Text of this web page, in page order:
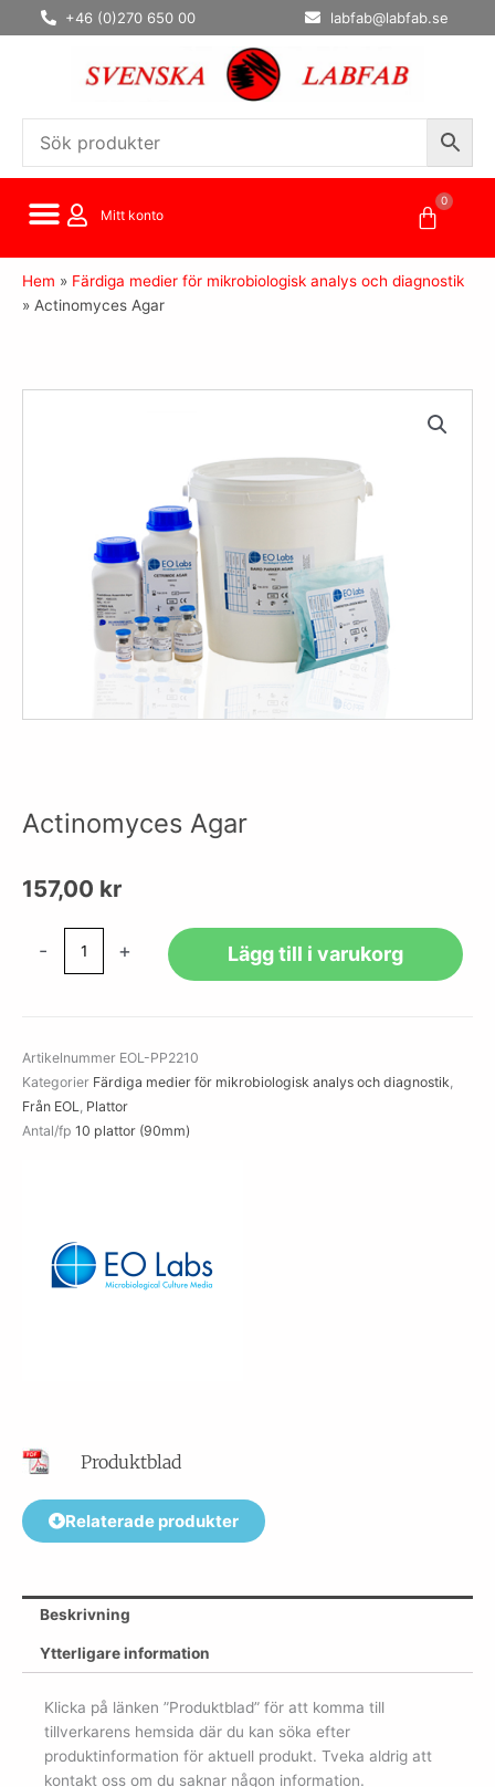
Hoppa
till
+46 (0)270 650 00 labfab@labfab.se
Mitt konto
0
Hem » Färdiga medier för mikrobiologisk analys och diagnostik
» Actinomyces Agar
Actinomyces Agar
157,00 kr
- + Lägg till i varukorg
Artikelnummer EOL-PP2210
Kategorier Färdiga medier för mikrobiologisk analys och diagnostik,
Från EOL, Plattor
Antal/fp 10 plattor (90mm)
Produktblad
Relaterade produkter
Beskrivning
Ytterligare information
Klicka på länken ”Produktblad” för att komma till
tillverkarens hemsida där du kan söka efter
produktinformation för aktuell produkt. Tveka aldrig att
kontakt oss om du saknar någon information.